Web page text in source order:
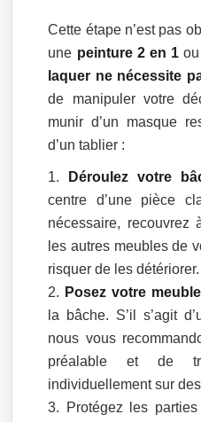
Cette étape n’est pas
une peinture 2 en 1ou
laquer ne nécessite
de manipuler votre
munir d’un masque
d’un tablier :
Déroulez votre
centre d’une pièce
nécessaire, recouvrez
les autres meubles de
risquer de les détériorer.
Posez votre
la bâche. S’il s’agit
nous vous
préalable et de
individuellement sur
Protégez les